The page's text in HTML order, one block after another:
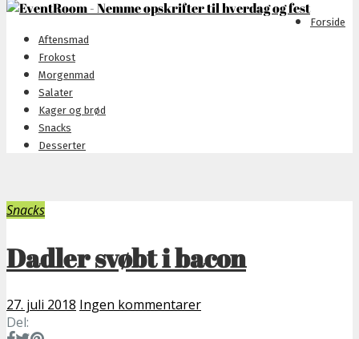
Forside
Aftensmad
Frokost
Morgenmad
Salater
Kager og brød
Snacks
Desserter
Snacks
Dadler svøbt i bacon
27. juli 2018 Ingen kommentarer
Del: